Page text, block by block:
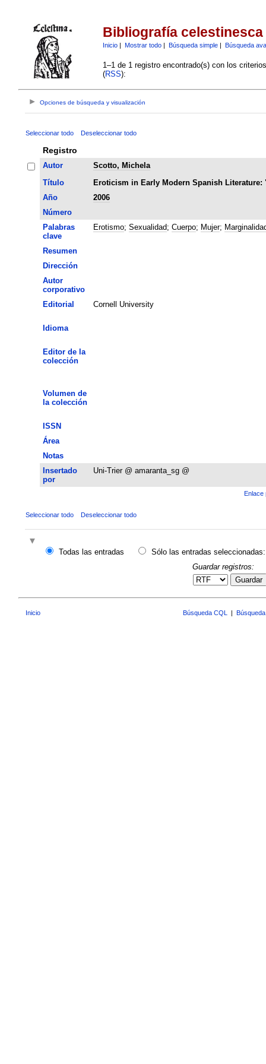
Bibliografía celestinesca
Inicio| Mostrar todo| Búsqueda simple| Búsqueda
1–1 de 1 registro encontrado(s) con los
(RSS):
Opciones de búsqueda y visualización
Seleccionar todo Deseleccionar todo
Registro
Autor
Scotto, Michela
Título
Eroticism in Early Modern Spanish Literature:
Año
2006
Número
Palabras
clave
Erotismo; Sexualidad; Cuerpo; Mujer;
Resumen
Dirección
Autor
corporativo
Editorial
Cornell University
Idioma
Editor de la
colección
Volumen de
la colección
ISSN
Área
Notas
Insertado
por
Uni-Trier @ amaranta_sg @
Enlace
Seleccionar todo Deseleccionar todo
Todas las entradas
Sólo las entradas seleccionadas:
Guardar registros:
Guardar
Inicio Búsqueda CQL